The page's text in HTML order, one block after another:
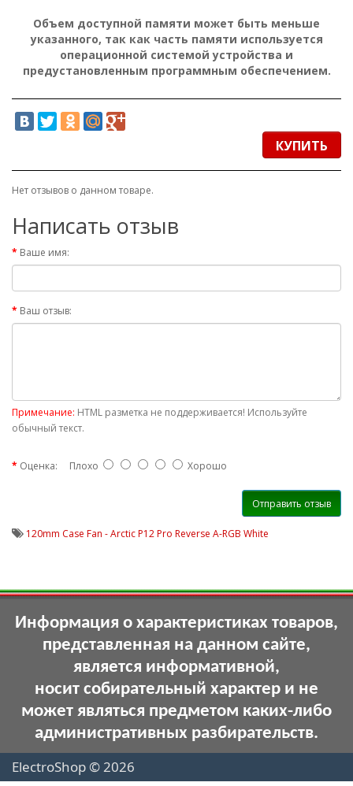
Объем доступной памяти может быть меньше
указанного, так как часть памяти используется
операционной системой устройства и
предустановленным программным обеспечением.
КУПИТЬ
Нет отзывов о данном товаре.
Написать отзыв
Ваше имя:
Ваш отзыв:
Примечание: HTML разметка не поддерживается! Используйте
обычный текст.
Оценка: Плохо Хорошо
Отправить отзыв
120mm Case Fan - Arctic P12 Pro Reverse A-RGB White
Информация о характеристиках товаров,
представленная на данном сайте,
является информативной,
носит собирательный характер и не
может являться предметом каких-либо
административных разбирательств.
ElectroShop © 2026